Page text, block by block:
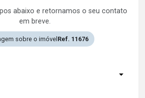
abaixo e retornamos o seu contato
em breve.
sobre o imóvel Ref. 11676